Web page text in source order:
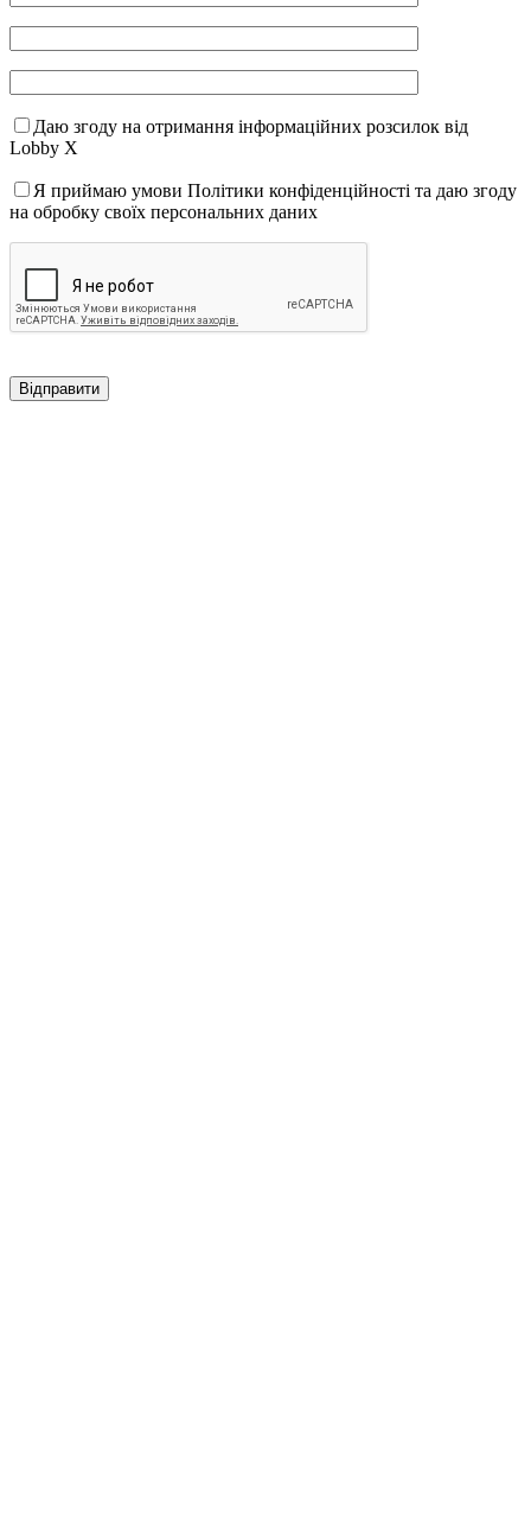
Даю згоду на отримання інформаційних розсилок від
Lobby X
Я приймаю умови Політики конфіденційності та даю згоду
на обробку своїх персональних даних